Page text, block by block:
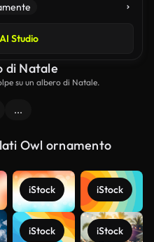
Studio
di Natale
su un albero di Natale.
...
Owl ornamento
iStock
iStock
iStock
iStock